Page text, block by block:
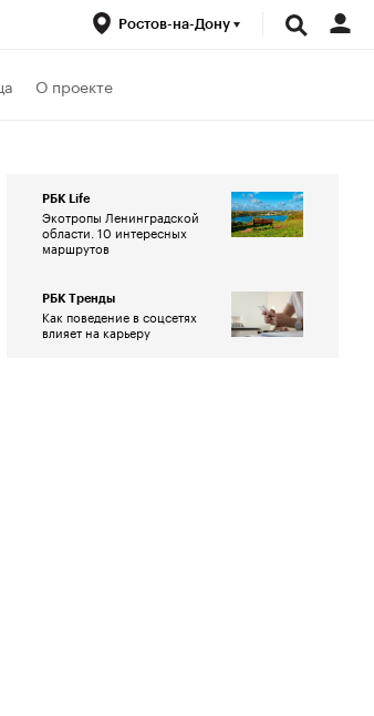
Ростов-на-Дону
О проекте
РБК Life
Экотропы Ленинградской
области. 10 интересных
маршрутов
РБК Тренды
Как поведение в соцсетях
влияет на карьеру